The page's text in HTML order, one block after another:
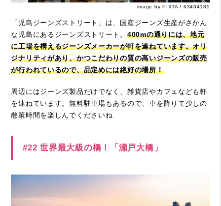
image by PIXTA / 63434185
「児島ジーンズストリート」は、国産ジーンズ生産がさかん
な児島にあるジーンズストリート。 400mの通りには、地元
に工場を構えるジーンズメーカーが軒を連ねています。オリ
ジナリティがあり、かつこだわりの質の高いジーンズの販売
が行われているので、品定めには絶好の場所！
周辺にはジーンズ製品だけでなく、雑貨店やカフェなども軒
を連ねています。無料駐車場もあるので、車を降りて少しの
散策時間を楽しんでくださいね
#22 世界最大級の橋！「瀬戸大橋」